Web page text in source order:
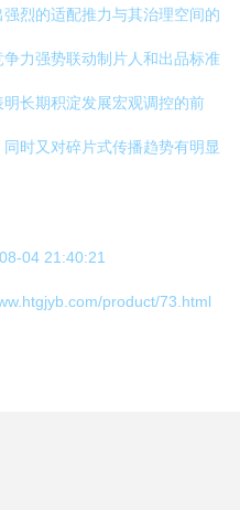
烈的适配推力与其治理空间的
力强势联动制片人和出品标准
长期积淀发展宏观调控的前
时又对碎片式传播趋势有明显
04 21:40:21
product/73.html